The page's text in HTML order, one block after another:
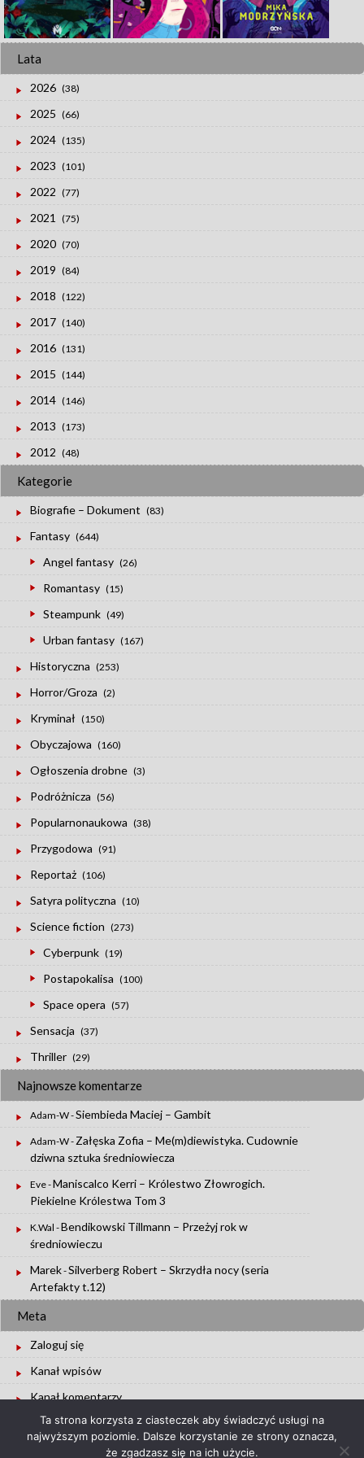
Lata
2026 (38)
2025 (66)
2024 (135)
2023 (101)
2022 (77)
2021 (75)
2020 (70)
2019 (84)
2018 (122)
2017 (140)
2016 (131)
2015 (144)
2014 (146)
2013 (173)
2012 (48)
Kategorie
Biografie – Dokument (83)
Fantasy (644)
Angel fantasy (26)
Romantasy (15)
Steampunk (49)
Urban fantasy (167)
Historyczna (253)
Horror/Groza (2)
Kryminał (150)
Obyczajowa (160)
Ogłoszenia drobne (3)
Podróżnicza (56)
Popularnonaukowa (38)
Przygodowa (91)
Reportaż (106)
Satyra polityczna (10)
Science fiction (273)
Cyberpunk (19)
Postapokalisa (100)
Space opera (57)
Sensacja (37)
Thriller (29)
Najnowsze komentarze
Adam-W-Siembieda Maciej – Gambit
Adam-W- Załęska Zofia – Me(m)diewistyka. Cudownie
dziwna sztuka średniowiecza
Eve-Maniscalco Kerri – Królestwo Złowrogich.
Piekielne Królestwa Tom 3
K.Wal -Bendikowski Tillmann – Przeżyj rok w
średniowieczu
Marek-Silverberg Robert – Skrzydła nocy (seria
Artefakty t.12)
Meta
Zaloguj się
Kanał wpisów
Kanał komentarzy
WordPress.org
Ta strona korzysta z ciasteczek aby świadczyć usługi na
najwyższym poziomie. Dalsze korzystanie ze strony oznacza,
że zgadzasz się na ich użycie.